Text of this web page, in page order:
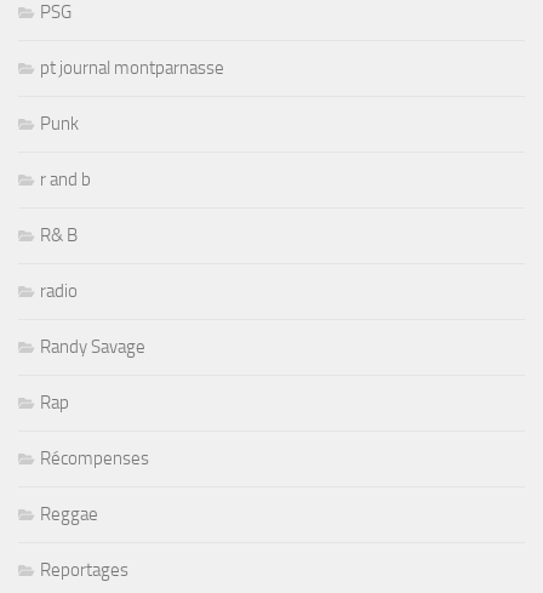
PSG
pt journal montparnasse
Punk
r and b
R& B
radio
Randy Savage
Rap
Récompenses
Reggae
Reportages